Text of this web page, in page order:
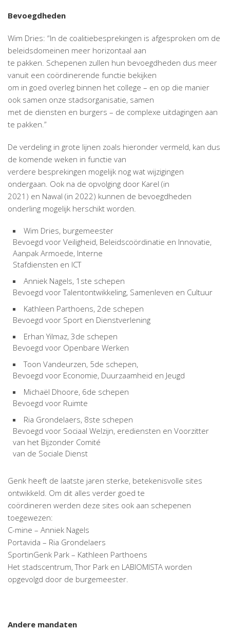
Bevoegdheden
Wim Dries: “In de coalitiebesprekingen is afgesproken om de
beleidsdomeinen meer horizontaal aan
te pakken. Schepenen zullen hun bevoegdheden dus meer
vanuit een coördinerende functie bekijken
om in goed overleg binnen het college – en op die manier
ook samen onze stadsorganisatie, samen
met de diensten en burgers – de complexe uitdagingen aan
te pakken.”
De verdeling in grote lijnen zoals hieronder vermeld, kan dus
de komende weken in functie van
verdere besprekingen mogelijk nog wat wijzigingen
ondergaan. Ook na de opvolging door Karel (in
2021) en Nawal (in 2022) kunnen de bevoegdheden
onderling mogelijk herschikt worden.
Wim Dries, burgemeester
Bevoegd voor Veiligheid, Beleidscoördinatie en Innovatie,
Aanpak Armoede, Interne
Stafdiensten en ICT
Anniek Nagels, 1ste schepen
Bevoegd voor Talentontwikkeling, Samenleven en Cultuur
Kathleen Parthoens, 2de schepen
Bevoegd voor Sport en Dienstverlening
Erhan Yilmaz, 3de schepen
Bevoegd voor Openbare Werken
Toon Vandeurzen, 5de schepen,
Bevoegd voor Economie, Duurzaamheid en Jeugd
Michaël Dhoore, 6de schepen
Bevoegd voor Ruimte
Ria Grondelaers, 8ste schepen
Bevoegd voor Sociaal Welzijn, erediensten en Voorzitter
van het Bijzonder Comité
van de Sociale Dienst
Genk heeft de laatste jaren sterke, betekenisvolle sites
ontwikkeld. Om dit alles verder goed te
coördineren werden deze sites ook aan schepenen
toegewezen:
C-mine – Anniek Nagels
Portavida – Ria Grondelaers
SportinGenk Park – Kathleen Parthoens
Het stadscentrum, Thor Park en LABIOMISTA worden
opgevolgd door de burgemeester.
Andere mandaten